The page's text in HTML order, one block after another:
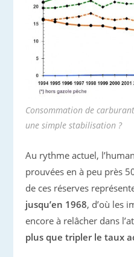
Consommation de
une simple stabilisation ?
Au rythme actuel,
prouvées en à peu près
de ces réserves
jusqu’en 1968, d’où les
encore à relâcher dans
plus que tripler le taux